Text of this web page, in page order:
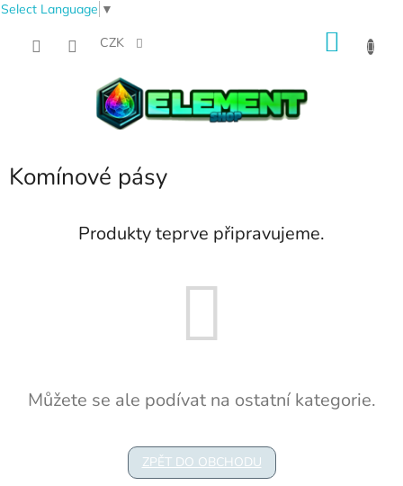
Select Language ▼
CZK
Komínové pásy
Produkty teprve připravujeme.
Můžete se ale podívat na ostatní kategorie.
ZPĚT DO OBCHODU